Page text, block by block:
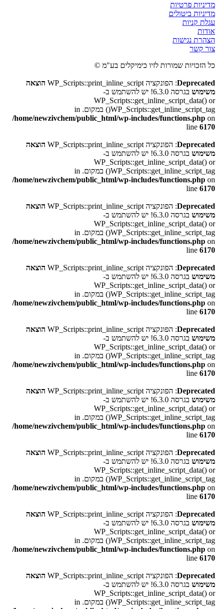
מדיניות פרטיות
מדיניות ביטולים
עגלת קניות
אודות
הצהרת נגישות
צור קשר
כל הזכויות שמורות לזיו כימיקלים בע"מ ©
Deprecated: הפונקציה WP_Scripts::print_inline_script
הוצאה
משימוש
בגרסה 6.3.0! יש להשתמש ב-
WP_Scripts::get_inline_script_data() or
WP_Scripts::get_inline_script_tag() במקום. in
/home/newzivchem/public_html/wp-includes/functions.php on
line 6170
Deprecated: הפונקציה WP_Scripts::print_inline_script
הוצאה
משימוש
בגרסה 6.3.0! יש להשתמש ב-
WP_Scripts::get_inline_script_data() or
WP_Scripts::get_inline_script_tag() במקום. in
/home/newzivchem/public_html/wp-includes/functions.php on
line 6170
Deprecated: הפונקציה WP_Scripts::print_inline_script
הוצאה
משימוש
בגרסה 6.3.0! יש להשתמש ב-
WP_Scripts::get_inline_script_data() or
WP_Scripts::get_inline_script_tag() במקום. in
/home/newzivchem/public_html/wp-includes/functions.php on
line 6170
Deprecated: הפונקציה WP_Scripts::print_inline_script
הוצאה
משימוש
בגרסה 6.3.0! יש להשתמש ב-
WP_Scripts::get_inline_script_data() or
WP_Scripts::get_inline_script_tag() במקום. in
/home/newzivchem/public_html/wp-includes/functions.php on
line 6170
Deprecated: הפונקציה WP_Scripts::print_inline_script
הוצאה
משימוש
בגרסה 6.3.0! יש להשתמש ב-
WP_Scripts::get_inline_script_data() or
WP_Scripts::get_inline_script_tag() במקום. in
/home/newzivchem/public_html/wp-includes/functions.php on
line 6170
Deprecated: הפונקציה WP_Scripts::print_inline_script
הוצאה
משימוש
בגרסה 6.3.0! יש להשתמש ב-
WP_Scripts::get_inline_script_data() or
WP_Scripts::get_inline_script_tag() במקום. in
/home/newzivchem/public_html/wp-includes/functions.php on
line 6170
Deprecated: הפונקציה WP_Scripts::print_inline_script
הוצאה
משימוש
בגרסה 6.3.0! יש להשתמש ב-
WP_Scripts::get_inline_script_data() or
WP_Scripts::get_inline_script_tag() במקום. in
/home/newzivchem/public_html/wp-includes/functions.php on
line 6170
Deprecated: הפונקציה WP_Scripts::print_inline_script
הוצאה
משימוש
בגרסה 6.3.0! יש להשתמש ב-
WP_Scripts::get_inline_script_data() or
WP_Scripts::get_inline_script_tag() במקום. in
/home/newzivchem/public_html/wp-includes/functions.php on
line 6170
Deprecated: הפונקציה WP_Scripts::print_inline_script
הוצאה
משימוש
בגרסה 6.3.0! יש להשתמש ב-
WP_Scripts::get_inline_script_data() or
WP_Scripts::get_inline_script_tag() במקום. in